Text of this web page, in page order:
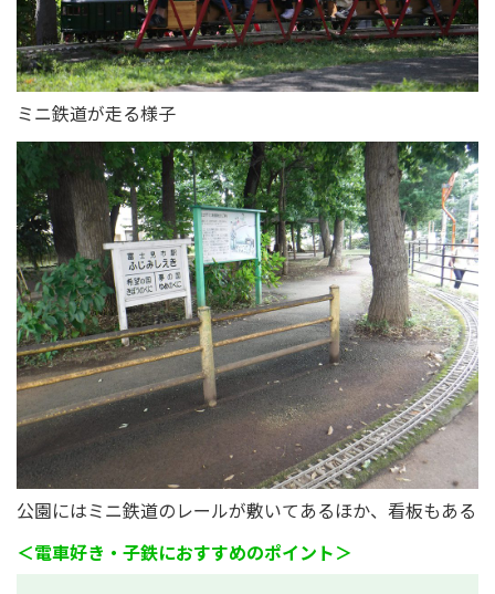
ミニ鉄道が走る様子
公園にはミニ鉄道のレールが敷いてあるほか、看板もある
＜電車好き・子鉄におすすめのポイント＞